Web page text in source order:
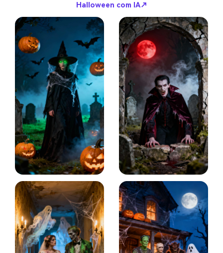
Halloween com IA↗